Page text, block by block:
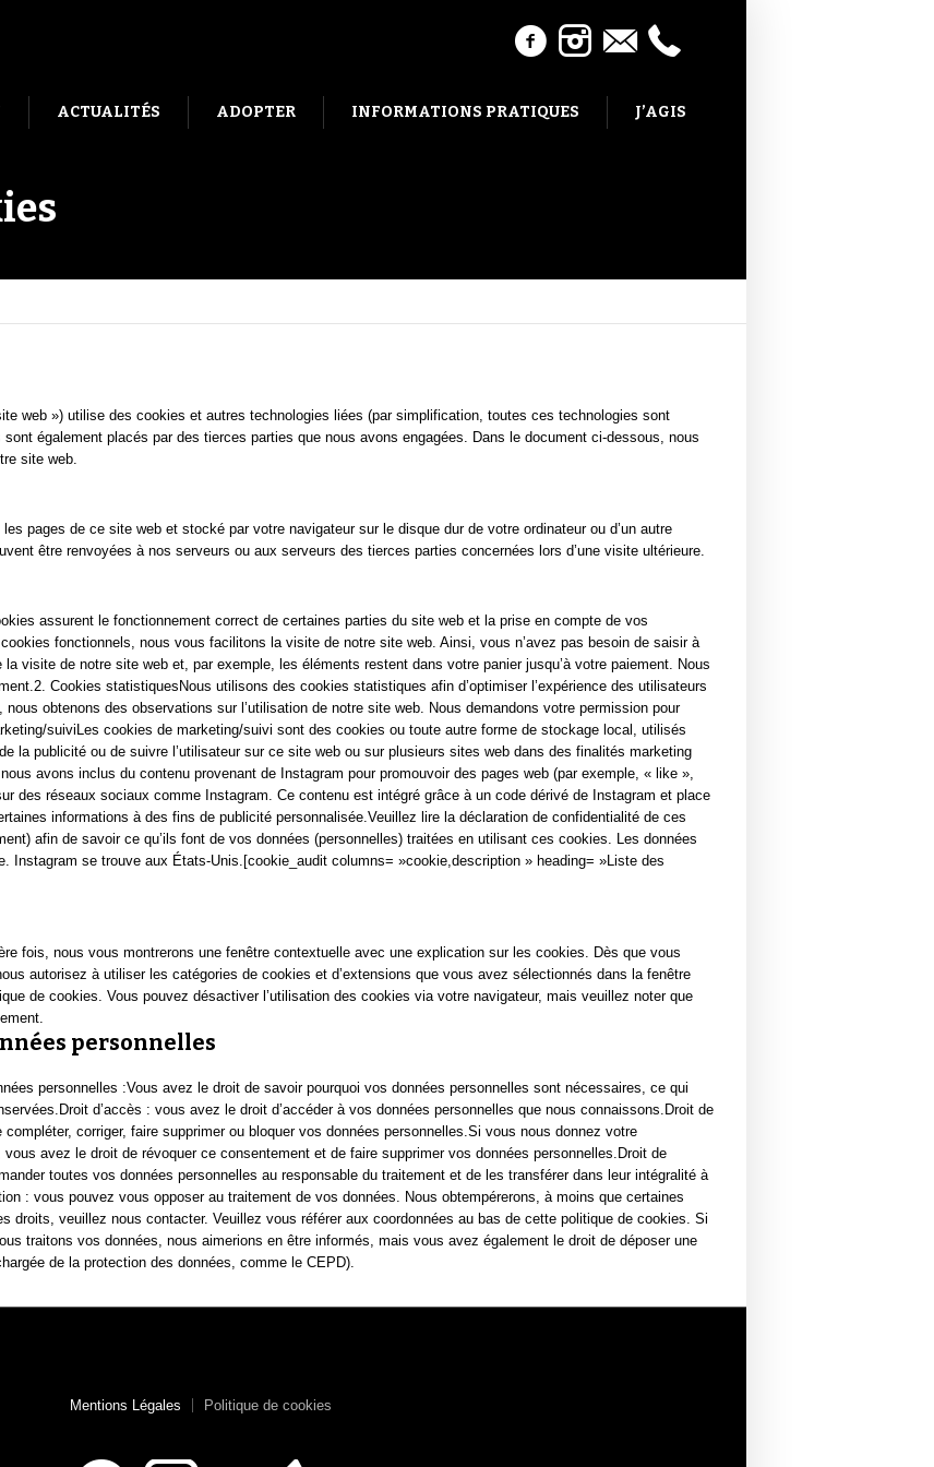
ACTUALITÉS ADOPTER INFORMATIONS PRATIQUES J’AGIS
web ») utilise des cookies et autres technologies liées (par simplification, toutes ces technologies sont
également placés par des tierces parties que nous avons engagées. Dans le document ci-dessous, nous
site web.
pages de ce site web et stocké par votre navigateur sur le disque dur de votre ordinateur ou d’un autre
être renvoyées à nos serveurs ou aux serveurs des tierces parties concernées lors d’une visite ultérieure.
assurent le fonctionnement correct de certaines parties du site web et la prise en compte de vos
fonctionnels, nous vous facilitons la visite de notre site web. Ainsi, vous n’avez pas besoin de saisir à
visite de notre site web et, par exemple, les éléments restent dans votre panier jusqu’à votre paiement. Nous
Cookies statistiquesNous utilisons des cookies statistiques afin d’optimiser l’expérience des utilisateurs
obtenons des observations sur l’utilisation de notre site web. Nous demandons votre permission pour
suiviLes cookies de marketing/suivi sont des cookies ou toute autre forme de stockage local, utilisés
la publicité ou de suivre l’utilisateur sur ce site web ou sur plusieurs sites web dans des finalités marketing
avons inclus du contenu provenant de Instagram pour promouvoir des pages web (par exemple, « like »,
des réseaux sociaux comme Instagram. Ce contenu est intégré grâce à un code dérivé de Instagram et place
informations à des fins de publicité personnalisée.Veuillez lire la déclaration de confidentialité de ces
afin de savoir ce qu’ils font de vos données (personnelles) traitées en utilisant ces cookies. Les données
Instagram se trouve aux États-Unis.[cookie_audit columns= »cookie,description » heading= »Liste des
fois, nous vous montrerons une fenêtre contextuelle avec une explication sur les cookies. Dès que vous
autorisez à utiliser les catégories de cookies et d’extensions que vous avez sélectionnés dans la fenêtre
de cookies. Vous pouvez désactiver l’utilisation des cookies via votre navigateur, mais veuillez noter que
personnelles
personnelles :Vous avez le droit de savoir pourquoi vos données personnelles sont nécessaires, ce qui
d’accès : vous avez le droit d’accéder à vos données personnelles que nous connaissons.Droit de
corriger, faire supprimer ou bloquer vos données personnelles.Si vous nous donnez votre
avez le droit de révoquer ce consentement et de faire supprimer vos données personnelles.Droit de
toutes vos données personnelles au responsable du traitement et de les transférer dans leur intégralité à
: vous pouvez vous opposer au traitement de vos données. Nous obtempérerons, à moins que certaines
droits, veuillez nous contacter. Veuillez vous référer aux coordonnées au bas de cette politique de cookies. Si
traitons vos données, nous aimerions en être informés, mais vous avez également le droit de déposer une
de la protection des données, comme le CEPD).
Mentions Légales Politique de cookies